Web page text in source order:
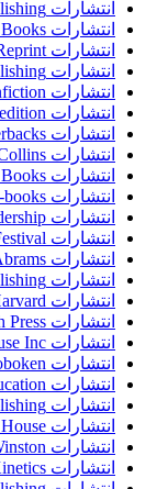
انتشارات Grand Central Publishing
انتشارات Greenwillow Books
انتشارات Greenwillow Books; Reprint
انتشارات Gulf Professional Publishing
انتشارات Harlequin Nonfiction
انتشارات Harmony; Reprint edition
انتشارات Harper Paperbacks
انتشارات HarperCollins
انتشارات HarperCollins Children's Books
انتشارات HarperCollins e-books
انتشارات HarperCollins Leadership
انتشارات HarperFestival
انتشارات Harry N. Abrams
انتشارات Hart Publishing
انتشارات Harvard
انتشارات Hatherleigh Press
انتشارات Hay House Inc
انتشارات Hoboken
انتشارات Hodder Education
انتشارات Hogrefe Publishing
انتشارات Holiday House
انتشارات Holt Rinehart & Winston
انتشارات Human Kinetics